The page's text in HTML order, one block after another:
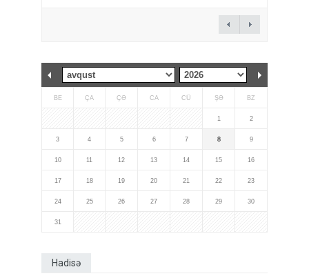
BE ÇA ÇƏ CA CÜ ŞƏ BZ
1 2
3 4 5 6 7 8 9
10 11 12 13 14 15 16
17 18 19 20 21 22 23
24 25 26 27 28 29 30
31
Hadisə